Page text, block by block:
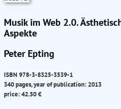
Musik im Web 2.0.
Aspekte
Peter Epting
ISBN 978-3-8325-3539-1
340 pages, year of publication: 2013
price: 42.50 €